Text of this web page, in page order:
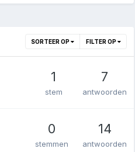
SORTEER OP FILTER OP
1
stem
7
antwoorden
0
stemmen
14
antwoorden